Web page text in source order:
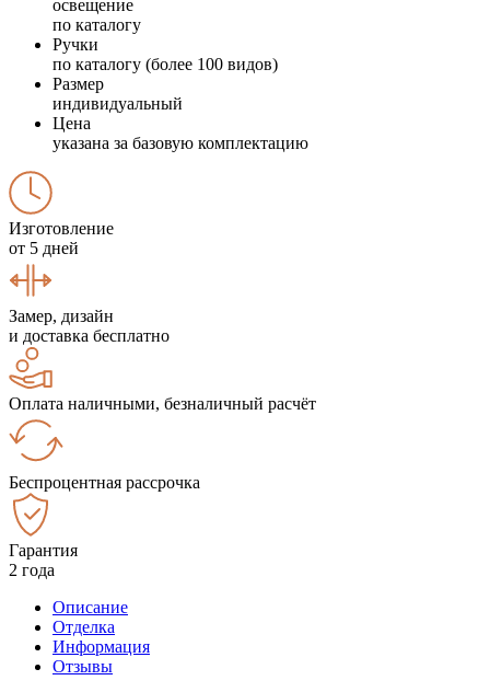
освещение
по каталогу
Ручки
по каталогу (более 100 видов)
Размер
индивидуальный
Цена
указана за базовую комплектацию
Изготовление
от 5 дней
Замер, дизайн
и доставка бесплатно
Оплата наличными, безналичный расчёт
Беспроцентная рассрочка
Гарантия
2 года
Описание
Отделка
Информация
Отзывы